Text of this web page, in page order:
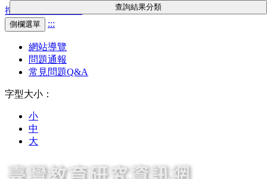
按Enter到主內容區
側欄選單 :::
網站導覽
問題通報
常見問題Q&A
字型大小：
小
中
大
查詢結果分類